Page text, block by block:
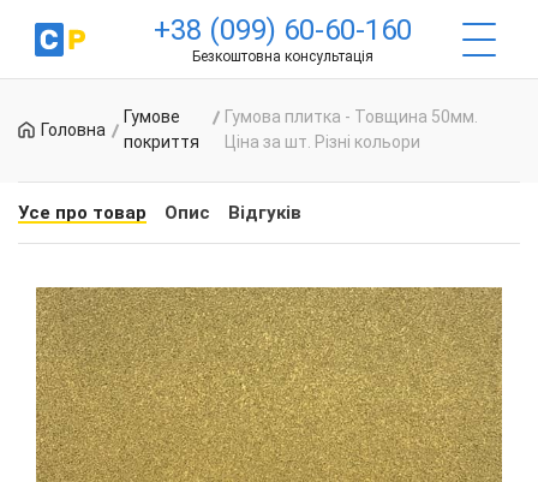
+38 (099) 60-60-160
Безкоштовна консультація
Головна
Гумове
покриття
Гумова плитка - Товщина 50мм.
Ціна за шт. Різні кольори
Усе про товар Опис Відгуків